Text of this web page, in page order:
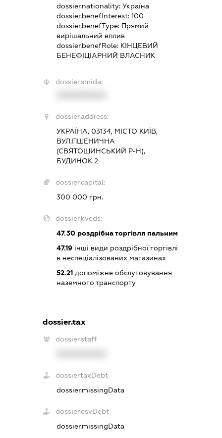
dossier.nationality: Україна
dossier.benefInterest: 100
dossier.benefType: Прямий
вирішальний вплив
dossier.benefRole: КІНЦЕВИЙ
БЕНЕФІЦІАРНИЙ ВЛАСНИК
dossier.smida:
dossier.address:
УКРАЇНА, 03134, МІСТО КИЇВ,
ВУЛ.ПШЕНИЧНА
(СВЯТОШИНСЬКИЙ Р-Н),
БУДИНОК 2
dossier.capital:
300 000 грн.
dossier.kveds:
47.30роздрібна торгівля пальним
47.19інші види роздрібної торгівлі
в неспеціалізованих магазинах
52.21допоміжне обслуговування
наземного транспорту
dossier.tax
dossier.staff
dossier.taxDebt
dossier.missingData
dossier.esvDebt
dossier.missingData